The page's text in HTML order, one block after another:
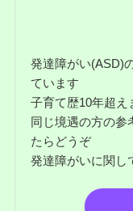
発達障がい(ASD)
ています
子育て歴10年超え
同じ境遇の方の参
たらどうぞ
発達障がいに関し